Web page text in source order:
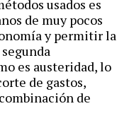
usados es
de muy pocos
y permitir la
es austeridad, lo
de gastos,
de